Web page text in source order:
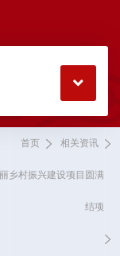
首页 相关资讯
乡村振兴建设项目圆满
结项